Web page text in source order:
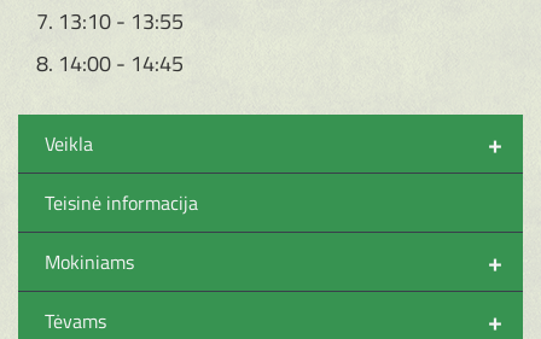
7. 13:10 - 13:55
8. 14:00 - 14:45
+
Veikla
Teisinė informacija
+
Mokiniams
+
Tėvams